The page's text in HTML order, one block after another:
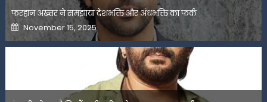
फरहान अख्तर ने समझाया देशभक्ति और अंधभक्ति का फर्क
Posted
on
November 15, 2025